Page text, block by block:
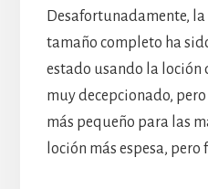
Desafortunadamente,
tamaño completo ha
estado usando la loción
muy decepcionado,
más pequeño para las
loción más espesa, pero